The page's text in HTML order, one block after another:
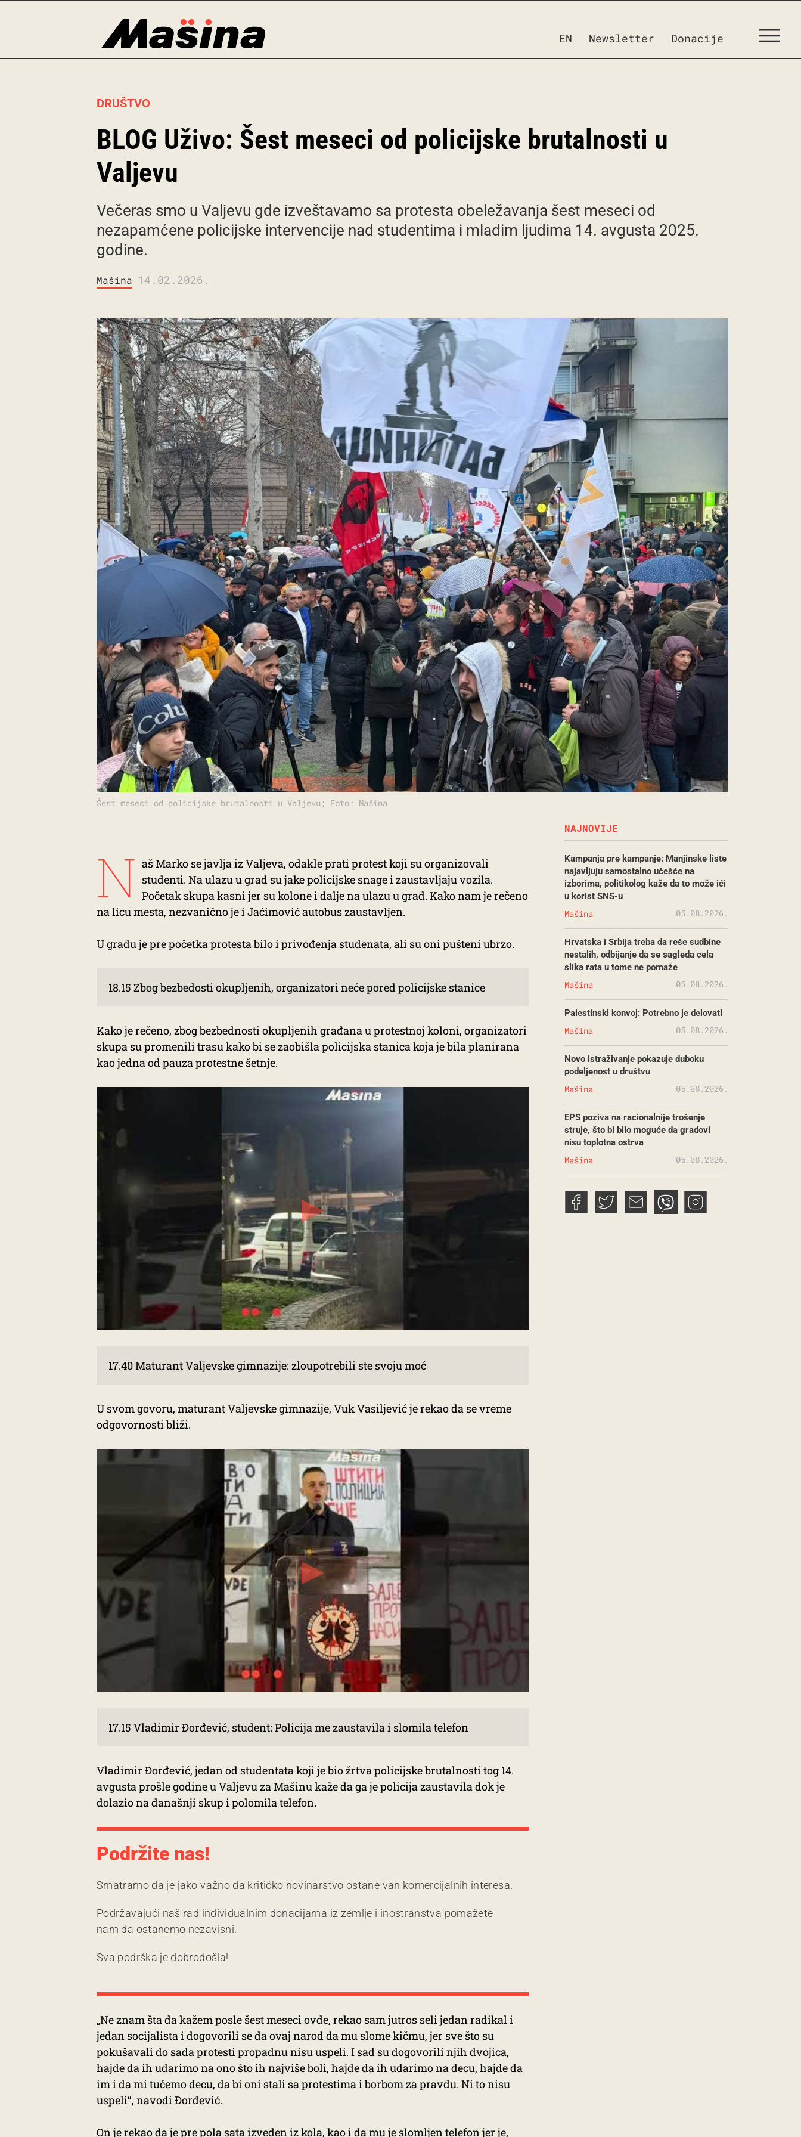
EN Newsletter Donacije
DRUŠTVO
BLOG Uživo: Šest meseci od policijske brutalnosti u
Valjevu
Večeras smo u Valjevu gde izveštavamo sa protesta obeležavanja šest meseci od
nezapamćene policijske intervencije nad studentima i mladim ljudima 14. avgusta 2025.
godine.
Mašina 14.02.2026.
Šest meseci od policijske brutalnosti u Valjevu; Foto: Mašina
N aš Marko se javlja iz Valjeva, odakle prati protest koji su organizovali
studenti. Na ulazu u grad su jake policijske snage i zaustavljaju vozila.
Početak skupa kasni jer su kolone i dalje na ulazu u grad. Kako nam je rečeno
na licu mesta, nezvanično je i Jaćimović autobus zaustavljen.
U gradu je pre početka protesta bilo i privođenja studenata, ali su oni pušteni ubrzo.
18.15 Zbog bezbedosti okupljenih, organizatori neće pored policijske stanice
Kako je rečeno, zbog bezbednosti okupljenih građana u protestnoj koloni, organizatori
skupa su promenili trasu kako bi se zaobišla policijska stanica koja je bila planirana
kao jedna od pauza protestne šetnje.
17.40 Maturant Valjevske gimnazije: zloupotrebili ste svoju moć
U svom govoru, maturant Valjevske gimnazije, Vuk Vasiljević je rekao da se vreme
odgovornosti bliži.
17.15 Vladimir Đorđević, student: Policija me zaustavila i slomila telefon
Vladimir Đorđević, jedan od studentata koji je bio žrtva policijske brutalnosti tog 14.
avgusta prošle godine u Valjevu za Mašinu kaže da ga je policija zaustavila dok je
dolazio na današnji skup i polomila telefon.
Podržite nas!
Smatramo da je jako važno da kritičko novinarstvo ostane van komercijalnih interesa.
Podržavajući naš rad individualnim donacijama iz zemlje i inostranstva pomažete
nam da ostanemo nezavisni.
Sva podrška je dobrodošla!
„Ne znam šta da kažem posle šest meseci ovde, rekao sam jutros seli jedan radikal i
jedan socijalista i dogovorili se da ovaj narod da mu slome kičmu, jer sve što su
pokušavali do sada protesti propadnu nisu uspeli. I sad su dogovorili njih dvojica,
hajde da ih udarimo na ono što ih najviše boli, hajde da ih udarimo na decu, hajde da
im i da mi tučemo decu, da bi oni stali sa protestima i borbom za pravdu. Ni to nisu
uspeli“, navodi Đorđević.
On je rekao da je pre pola sata izveden iz kola, kao i da mu je slomljen telefon jer je,
NAJNOVIJE
Kampanja pre kampanje: Manjinske liste
najavljuju samostalno učešće na
izborima, politikolog kaže da to može ići
u korist SNS-u
Mašina 05.08.2026.
Hrvatska i Srbija treba da reše sudbine
nestalih, odbijanje da se sagleda cela
slika rata u tome ne pomaže
Mašina 05.08.2026.
Palestinski konvoj: Potrebno je delovati
Mašina 05.08.2026.
Novo istraživanje pokazuje duboku
podeljenost u društvu
Mašina 05.08.2026.
EPS poziva na racionalnije trošenje
struje, što bi bilo moguće da gradovi
nisu toplotna ostrva
Mašina 05.08.2026.